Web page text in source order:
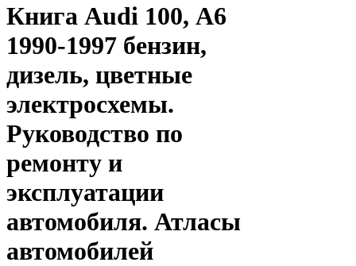
Книга Audi 100, А6
1990-1997 бензин,
дизель, цветные
электросхемы.
Руководство по
ремонту и
эксплуатации
автомобиля. Атласы
автомобилей